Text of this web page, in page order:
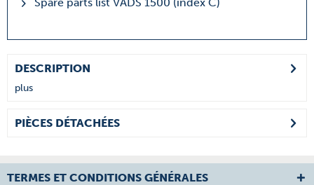
DESCRIPTION
plus
PIÈCES DÉTACHÉES
TERMES ET CONDITIONS GÉNÉRALES